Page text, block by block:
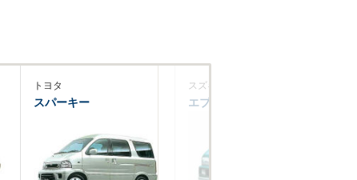
トヨタ
スパーキー
スズキ
エブリイランディ